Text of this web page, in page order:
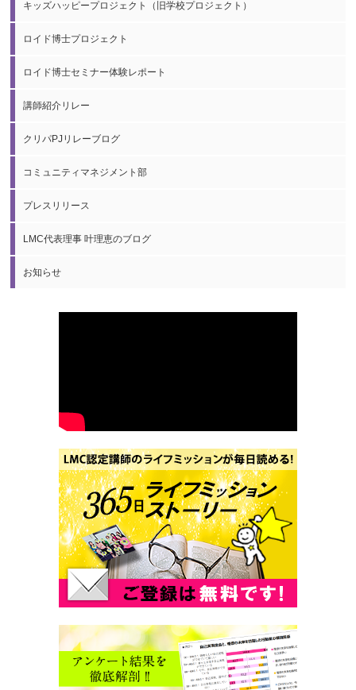
キッズハッピープロジェクト（旧学校プロジェクト）
ロイド博士プロジェクト
ロイド博士セミナー体験レポート
講師紹介リレー
クリパPJリレーブログ
コミュニティマネジメント部
プレスリリース
LMC代表理事 叶理恵のブログ
お知らせ